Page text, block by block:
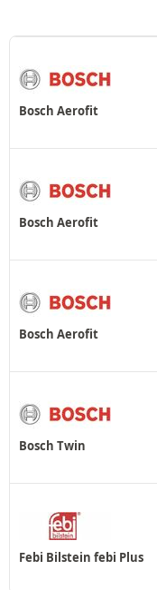
Bosch Aerofit
Bosch Aerofit
Bosch Aerofit
Bosch Twin
Febi Bilstein febi Plus